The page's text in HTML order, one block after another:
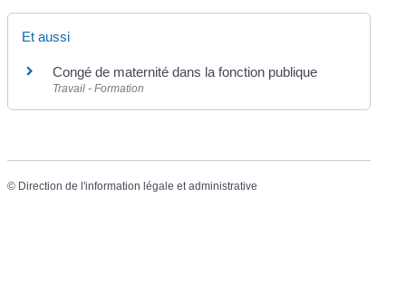
Et aussi
Congé de maternité dans la fonction publique
Travail - Formation
© Direction de l'information légale et administrative